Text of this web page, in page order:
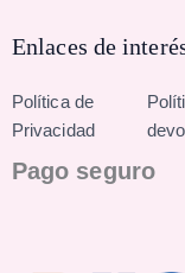
Enlaces de
Política de
Privacidad
Pago seguro